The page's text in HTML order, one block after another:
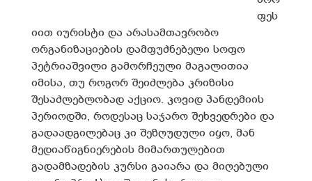
ფეს
იით იურისტი და არასამთავრობო
ორგანიზაციების დამფუძნებელი სოფო
პეტრიაშვილი გამორჩეული მაგალითია
იმისა, თუ როგორ შეიძლება კრიზისი
შესაძლებლობად აქციო. კოვიდ პანდემიის
პერიოდში, როდესაც საჯარო შეხვედრები და
გადაადგილებაც კი შეზღუდული იყო, მან
მედიაწიგნიერების მიმართულებით
გადამზადების კურსი გაიარა და მიღებული